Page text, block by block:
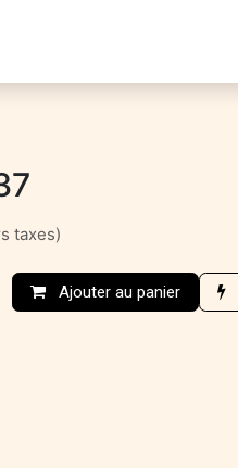
taxes)
Ajouter au panier